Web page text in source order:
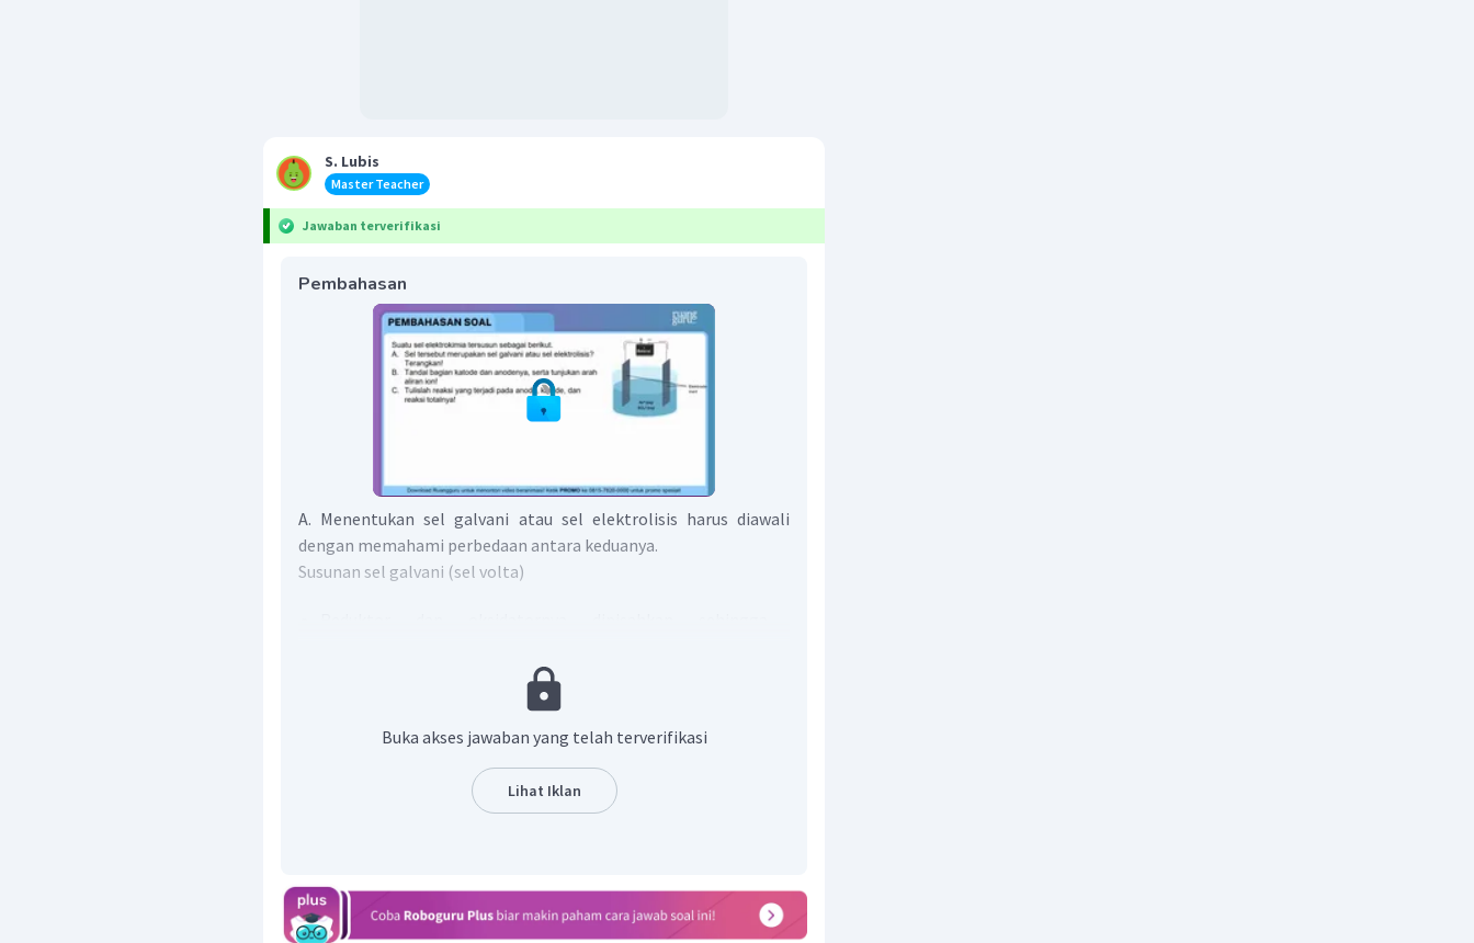
S. Lubis
Master Teacher
Jawaban terverifikasi
Pembahasan
A. Menentukan sel galvani atau sel elektrolisis harus diawali
dengan memahami perbedaan antara keduanya.
Susunan sel galvani (sel volta)
Kedua larutan dihubungkan dengan suatu jembatan garam
Berdasarkan penjelasan di atas, gambar susunan sel elektrokimia
Buka akses jawaban yang telah terverifikasi
Lihat Iklan